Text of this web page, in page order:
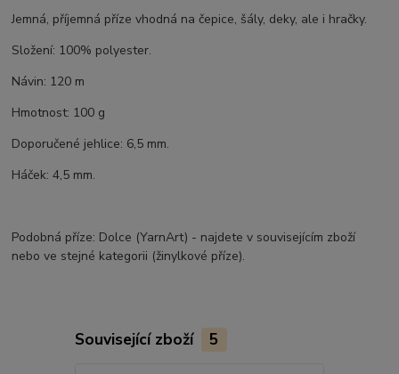
Jemná, příjemná příze vhodná na čepice, šály, deky, ale i hračky.
Složení: 100% polyester.
Návin: 120 m
Hmotnost: 100 g
Doporučené jehlice: 6,5 mm.
Háček: 4,5 mm.
Podobná příze: Dolce (YarnArt) - najdete v souvisejícím zboží
nebo ve stejné kategorii (žinylkové příze).
Související zboží 5